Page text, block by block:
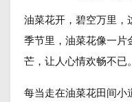
油菜花开，碧空万里，
季节里，油菜花像一片
芒，让人心情欢畅不已。
每当走在油菜花田间小